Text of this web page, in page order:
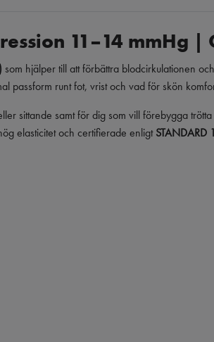
11–14 mmHg |
som hjälper till att förbättra blodcirkulationen
passform runt fot, vrist och vad för skön
sittande samt för dig som vill förebygga
elasticitet och certifierade enligt